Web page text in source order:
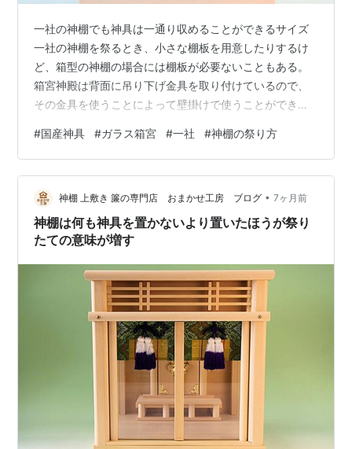
一社の神棚でも神具は一通り収めることができるサイズ
一社の神棚を祭るとき、小さな棚板を用意したりするけ
ど、箱型の神棚の場合には棚板が必要ないこともある。
箱宮神殿は背面に吊り下げ金具を取り付けているので、
その金具を使うことによって壁掛けで使うことができ
から、壁でもいいし、置くだけでもいいと言える。 箱型
仕様の神棚の場合、内部に神具を収めることが多い。 そ
のためどの程度の神具なら入るのか、全体のボリューム
感、サイズ感を伝えたいために、神具を入れたときの参
考例を商品ページでも掲載をしています。 小型化、小さ
な神棚すぎてしまうと、神具が全く入らない…
#国産神具 #ガラス箱宮 #一社 #神棚の祭り方
神棚 上敷き 簾の専門店 おまかせ工房 ブログ • 7ヶ月前
神棚は何も神具を置かないより置いたほうが祭り
たての意味が増す